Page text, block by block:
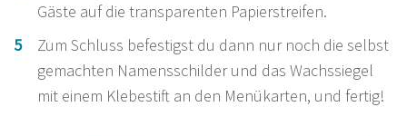
Gäste auf die transparenten Papierstreifen.
Zum Schluss befestigst du dann nur noch die selbst
gemachten Namensschilder und das Wachssiegel
mit einem Klebestift an den Menükarten, und fertig!